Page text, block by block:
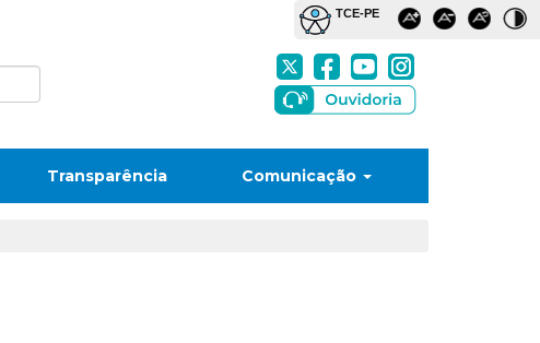
Transparência Comunicação